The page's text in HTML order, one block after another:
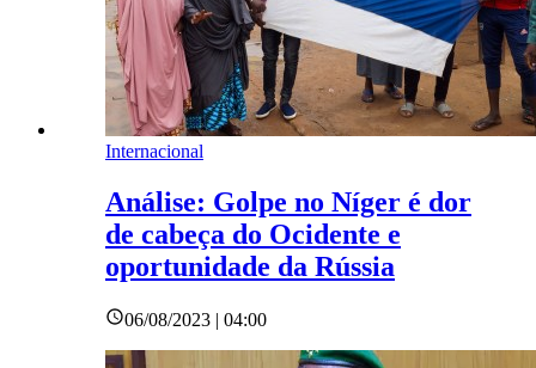
Internacional
Análise: Golpe no Níger é dor
de cabeça do Ocidente e
oportunidade da Rússia
06/08/2023 | 04:00